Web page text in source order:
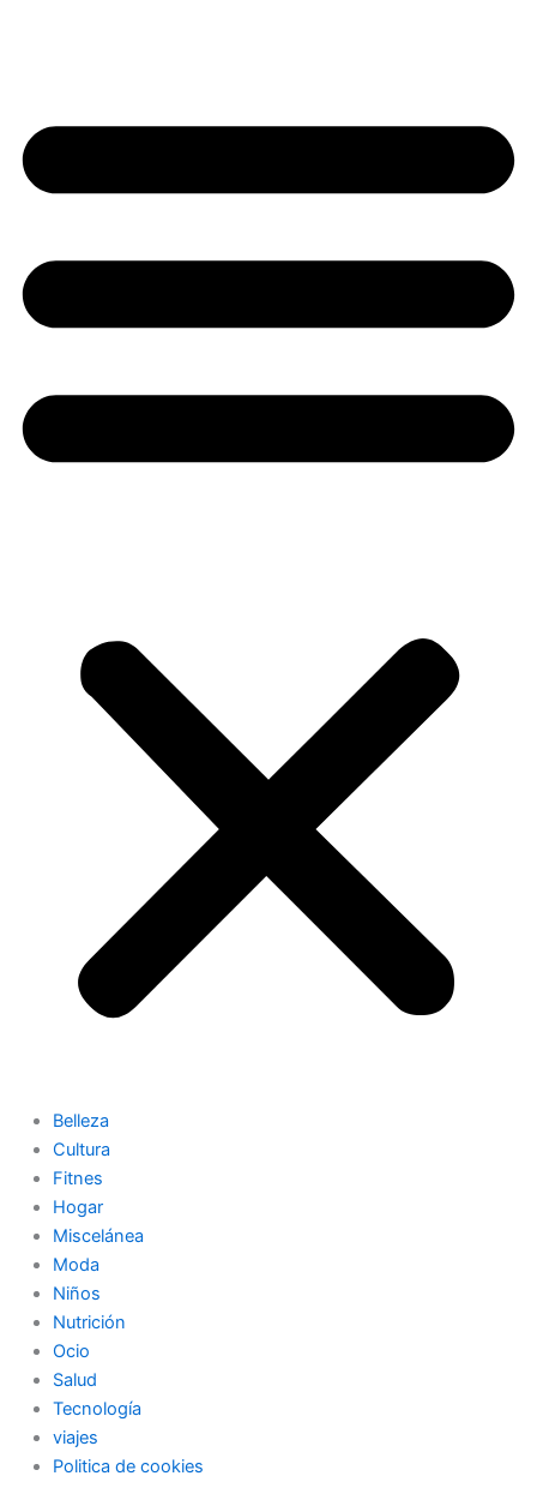
Belleza
Cultura
Fitnes
Hogar
Miscelánea
Moda
Niños
Nutrición
Ocio
Salud
Tecnología
viajes
Politica de cookies